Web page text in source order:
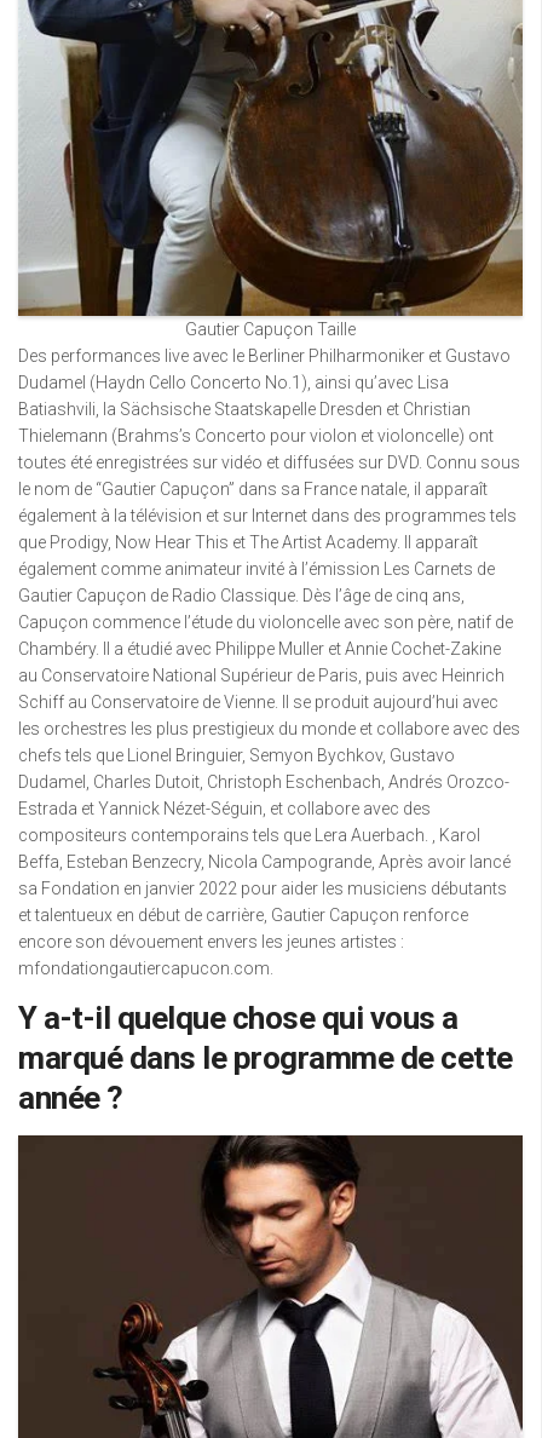
Gautier Capuçon Taille
Des performances live avec le Berliner Philharmoniker et Gustavo
Dudamel (Haydn Cello Concerto No.1), ainsi qu’avec Lisa
Batiashvili, la Sächsische Staatskapelle Dresden et Christian
Thielemann (Brahms’s Concerto pour violon et violoncelle) ont
toutes été enregistrées sur vidéo et diffusées sur DVD. Connu sous
le nom de “Gautier Capuçon” dans sa France natale, il apparaît
également à la télévision et sur Internet dans des programmes tels
que Prodigy, Now Hear This et The Artist Academy. Il apparaît
également comme animateur invité à l’émission Les Carnets de
Gautier Capuçon de Radio Classique. Dès l’âge de cinq ans,
Capuçon commence l’étude du violoncelle avec son père, natif de
Chambéry. Il a étudié avec Philippe Muller et Annie Cochet-Zakine
au Conservatoire National Supérieur de Paris, puis avec Heinrich
Schiff au Conservatoire de Vienne. Il se produit aujourd’hui avec
les orchestres les plus prestigieux du monde et collabore avec des
chefs tels que Lionel Bringuier, Semyon Bychkov, Gustavo
Dudamel, Charles Dutoit, Christoph Eschenbach, Andrés Orozco-
Estrada et Yannick Nézet-Séguin, et collabore avec des
compositeurs contemporains tels que Lera Auerbach. , Karol
Beffa, Esteban Benzecry, Nicola Campogrande, Après avoir lancé
sa Fondation en janvier 2022 pour aider les musiciens débutants
et talentueux en début de carrière, Gautier Capuçon renforce
encore son dévouement envers les jeunes artistes :
mfondationgautiercapucon.com.
Y a-t-il quelque chose qui vous a
marqué dans le programme de cette
année ?